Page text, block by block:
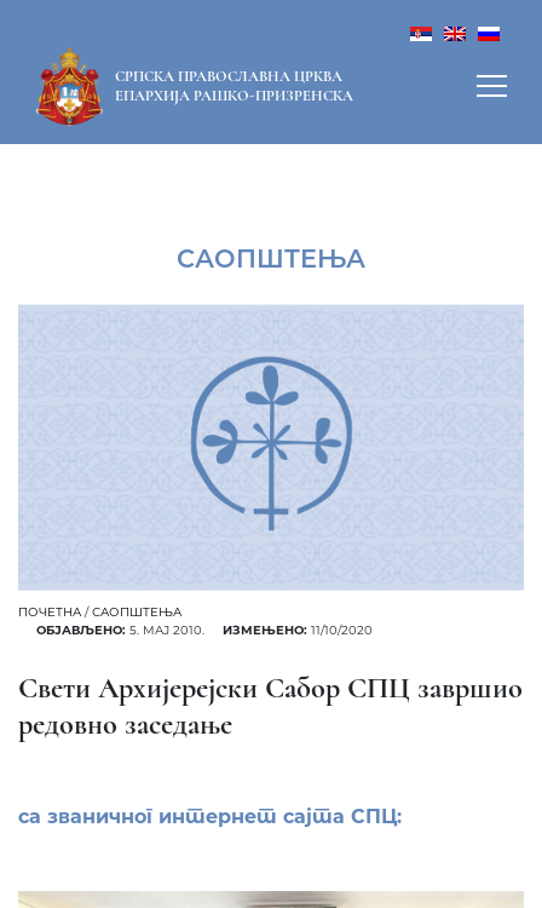
СРПСКА ПРАВОСЛАВНА ЦРКВА
ЕПАРХИЈА РАШКО-ПРИЗРЕНСКА
САОПШТЕЊА
ПОЧЕТНА /САОПШТЕЊА
ОБЈАВЉЕНО: 5. МАЈ 2010. ИЗМЕЊЕНО: 11/10/2020
Свети Архијерејски Сабор СПЦ завршио
редовно заседање
са званичног интернет сајта СПЦ: